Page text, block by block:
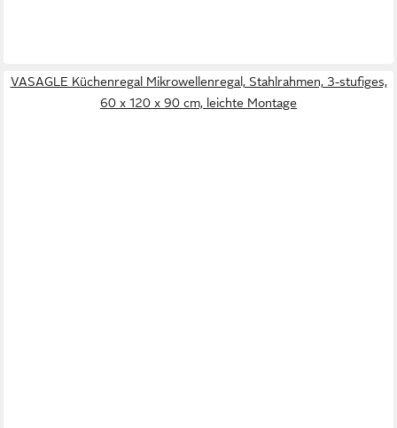
VASAGLE Küchenregal Mikrowellenregal, Stahlrahmen, 3-stufiges,
60 x 120 x 90 cm, leichte Montage